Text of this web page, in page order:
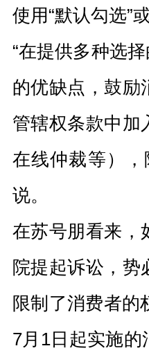
使用“默认勾选”
“在提供多种选
的优缺点，鼓励
管辖权条款中加
在线仲裁等）
说。
在苏号朋看来，
院提起诉讼，
限制了消费者的
7月1日起实施